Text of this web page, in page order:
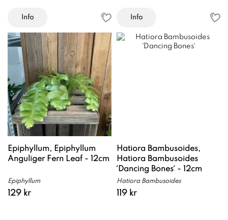
Info Info
Epiphyllum, Epiphyllum
Anguliger Fern Leaf - 12cm
Epiphyllum
129 kr
Hatiora Bambusoides,
Hatiora Bambusoides
´Dancing Bones´ - 12cm
Hatiora Bambusoides
119 kr